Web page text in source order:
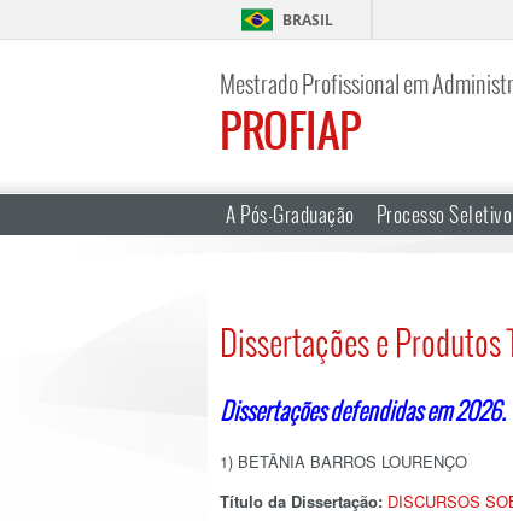
BRASIL
Mestrado Profissional em
PROFIAP
A Pós-Graduação Processo Seletivo
Dissertações e Produtos
Dissertações defendidas em 2026.
1) BETÂNIA BARROS LOURENÇO
Título da Dissertação: DISCURSOS